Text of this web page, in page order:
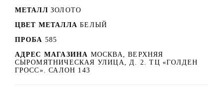
МЕТАЛЛ ЗОЛОТО
ЦВЕТ МЕТАЛЛА БЕЛЫЙ
ПРОБА 585
АДРЕС МАГАЗИНА МОСКВА, ВЕРХНЯЯ
СЫРОМЯТНИЧЕСКАЯ УЛИЦА, Д. 2. ТЦ «ГОЛДЕН
ГРОСС». САЛОН 143